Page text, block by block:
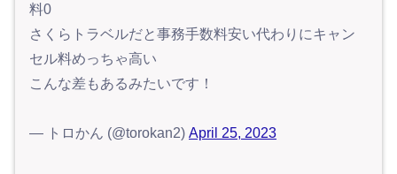
料0
さくらトラベルだと事務手数料安い代わりにキャン
セル料めっちゃ高い
こんな差もあるみたいです！
— トロかん (@torokan2) April 25, 2023